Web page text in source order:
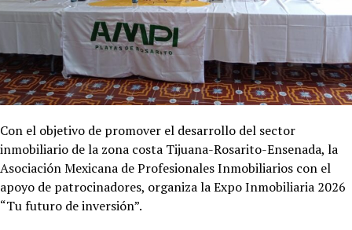
Con el objetivo de promover el desarrollo del sector
inmobiliario de la zona costa Tijuana-Rosarito-Ensenada, la
Asociación Mexicana de Profesionales Inmobiliarios con el
apoyo de patrocinadores, organiza la Expo Inmobiliaria 2026
“Tu futuro de inversión”.